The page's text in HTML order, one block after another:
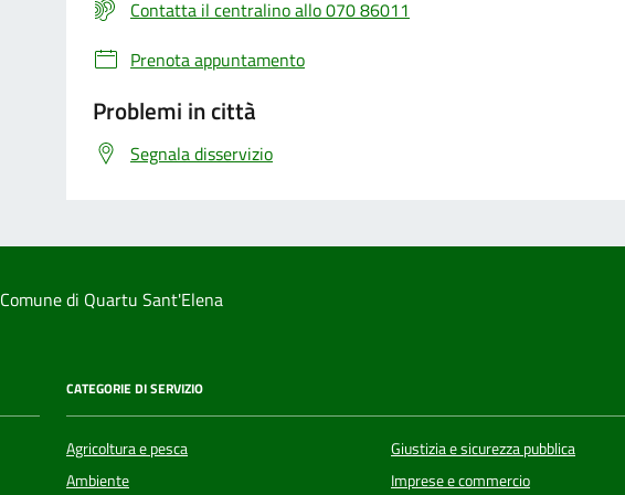
Contatta il centralino allo 070 86011
Prenota appuntamento
Problemi in città
Segnala disservizio
Comune di Quartu Sant'Elena
CATEGORIE DI SERVIZIO
Agricoltura e pesca
Ambiente
Giustizia e sicurezza pubblica
Imprese e commercio